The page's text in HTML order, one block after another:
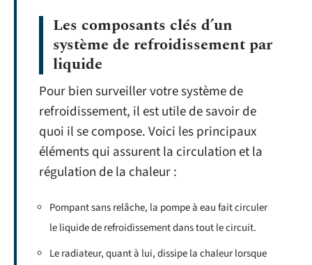
Les composants clés d’un
système de refroidissement par
liquide
Pour bien surveiller votre système de
refroidissement, il est utile de savoir de
quoi il se compose. Voici les principaux
éléments qui assurent la circulation et la
régulation de la chaleur :
Pompant sans relâche, la pompe à eau fait circuler
le liquide de refroidissement dans tout le circuit.
Le radiateur, quant à lui, dissipe la chaleur lorsque